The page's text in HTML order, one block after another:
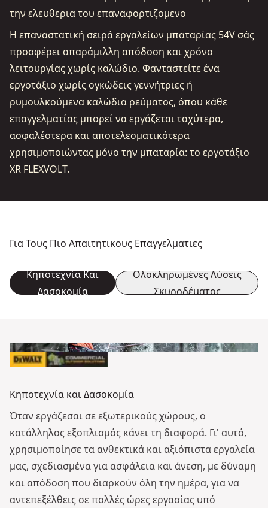
την ελευθερια του επαναφορτιζομενο
Η επαναστατική σειρά εργαλείων μπαταρίας 54V σάς
προσφέρει απαράμιλλη απόδοση και χρόνο
λειτουργίας χωρίς καλώδιο. Φανταστείτε ένα
εργοτάξιο χωρίς ογκώδεις γεννήτριες ή
ρυμουλκούμενα καλώδια ρεύματος, όπου κάθε
επαγγελματίας μπορεί να εργάζεται ταχύτερα,
ασφαλέστερα και αποτελεσματικότερα
χρησιμοποιώντας μόνο την μπαταρία: το εργοτάξιο
XR FLEXVOLT.
Για Τους Πιο Απαιτητικους Επαγγελματιες
Κηποτεχνία Και
Δασοκομία
Ολοκληρωμένες Λύσεις
Σκυροδέματος
Κηποτεχνία και Δασοκομία
Όταν εργάζεσαι σε εξωτερικούς χώρους, ο
κατάλληλος εξοπλισμός κάνει τη διαφορά. Γι' αυτό,
χρησιμοποίησε τα ανθεκτικά και αξιόπιστα εργαλεία
μας, σχεδιασμένα για ασφάλεια και άνεση, με δύναμη
και απόδοση που διαρκούν όλη την ημέρα, για να
αντεπεξέλθεις σε πολλές ώρες εργασίας υπό